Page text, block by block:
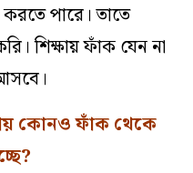
পারে। তাতে
শিক্ষায় ফাঁক যেন না
কোনও ফাঁক থেকে